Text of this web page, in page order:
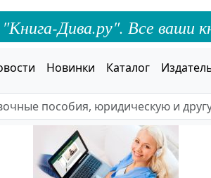
Дива.ру". Все ваши
Новинки Каталог